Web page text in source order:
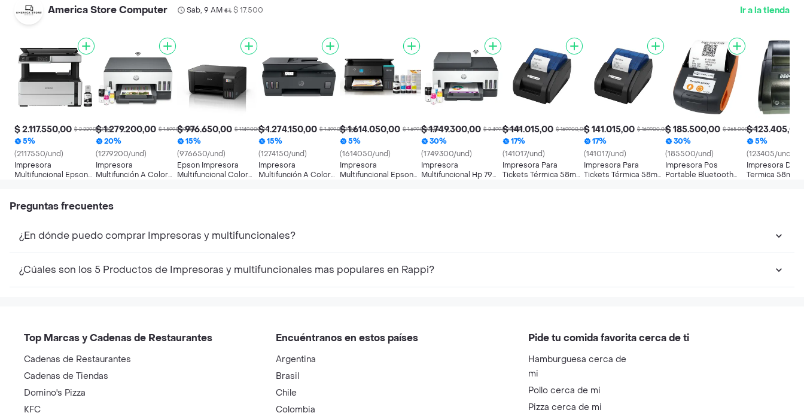
America Store Computer Sab, 9 AM• $ 17.500 Ir a la tienda
$ 2.117.550,00 $ 2.229.000,00
5%
(2117550/und)
Impresora
Multifuncional Epson
$ 1.279.200,00 $ 1.599.000,00
20%
(1279200/und)
Impresora
Multifunción A Color
$ 976.650,00 $ 1.149.000,00
15%
(976650/und)
Epson Impresora
Multifuncional Color
$ 1.274.150,00 $ 1.499.000,00
15%
(1274150/und)
Impresora
Multifunción A Color
$ 1.614.050,00 $ 1.699.000,00
5%
(1614050/und)
Impresora
Multifuncional Epson
$ 1.749.300,00 $ 2.499.000,00
30%
(1749300/und)
Impresora
Multifuncional Hp 790
$ 141.015,00 $ 169.900,00
17%
(141017/und)
Impresora Para
Tickets Térmica 58mm
$ 141.015,00 $ 169.900,00
17%
(141017/und)
Impresora Para
Tickets Térmica 58mm
$ 185.500,00 $ 265.000,00
30%
(185500/und)
Impresora Pos
Portable Bluetooth
$ 123.405,00
5%
(123405/und)
Impresora De
Termica 58mm
Preguntas frecuentes
¿En dónde puedo comprar Impresoras y multifuncionales?
¿Cúales son los 5 Productos de Impresoras y multifuncionales mas populares en Rappi?
Top Marcas y Cadenas de Restaurantes
Cadenas de Restaurantes
Cadenas de Tiendas
Domino's Pizza
KFC
Encuéntranos en estos países
Argentina
Brasil
Chile
Colombia
Pide tu comida favorita cerca de ti
Hamburguesa cerca de
mi
Pollo cerca de mi
Pizza cerca de mi